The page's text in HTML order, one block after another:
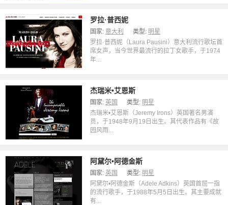
罗拉·普西妮
国家: 意大利 类型: 明星
罗拉·普西妮（Laura Pausini）意大利流行歌坛首
席女声，当今世界最流行的拉丁女歌手，于1974
年...
杰瑞米•艾恩斯
国家: 英国 类型: 明星
杰瑞米•艾恩斯（Jeremy Irons）英国著名男演
员，于1948年9月19日出生。其代表作品有《故
园风雨...
阿黛尔•阿德金斯
国家: 英国 类型: 明星
阿黛尔•阿德金斯（Adele Adkins）英国首屈一指
的流行歌手，于1988年5月5日出生。其主要成就
有...